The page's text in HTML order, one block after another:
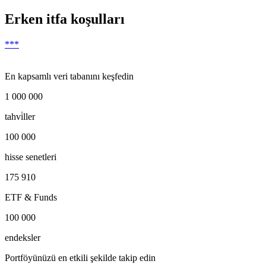
Erken itfa koşulları
***
En kapsamlı veri tabanını keşfedin
1 000 000
tahvi̇ller
100 000
hisse senetleri
175 910
ETF & Funds
100 000
endeksler
Portföyünüzü en etkili şekilde takip edin